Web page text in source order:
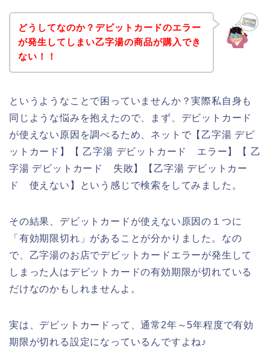
どうしてなのか？デビットカードのエラー
が発生してしまい乙字湯の商品が購入でき
ない！！
というようなことで困っていませんか？実際私自身も
同じような悩みを抱えたので、まず、デビットカード
が使えない原因を調べるため、ネットで【乙字湯 デビ
ットカード】【 乙字湯 デビットカード エラー】【 乙
字湯 デビットカード 失敗】【乙字湯 デビットカー
ド 使えない】という感じで検索をしてみました。
その結果、デビットカードが使えない原因の１つに
「有効期限切れ」があることが分かりました。なの
で、乙字湯のお店でデビットカードエラーが発生して
しまった人はデビットカードの有効期限が切れている
だけなのかもしれませんよ。
実は、デビットカードって、通常2年～5年程度で有効
期限が切れる設定になっているんですよね♪